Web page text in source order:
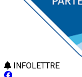
INFOLETTRE